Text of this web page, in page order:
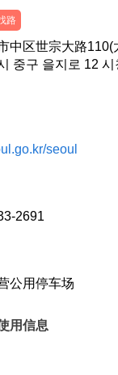
路
中区世宗大路110(
중구 을지로 12
seoul
2691
公用停车场
用信息